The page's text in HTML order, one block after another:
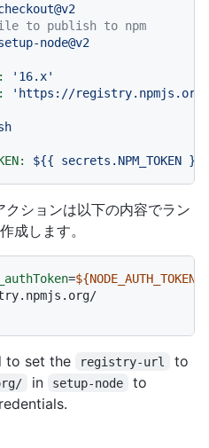
to publish to npm
node@v2
'16.x'
'https://registry.npmjs.org'
${{ secrets.NPM_TOKEN }}
クションは以下の内容でラン
成します。
_authToken=${NODE_AUTH_TOKEN}
to set the registry-url to
in setup-node
to